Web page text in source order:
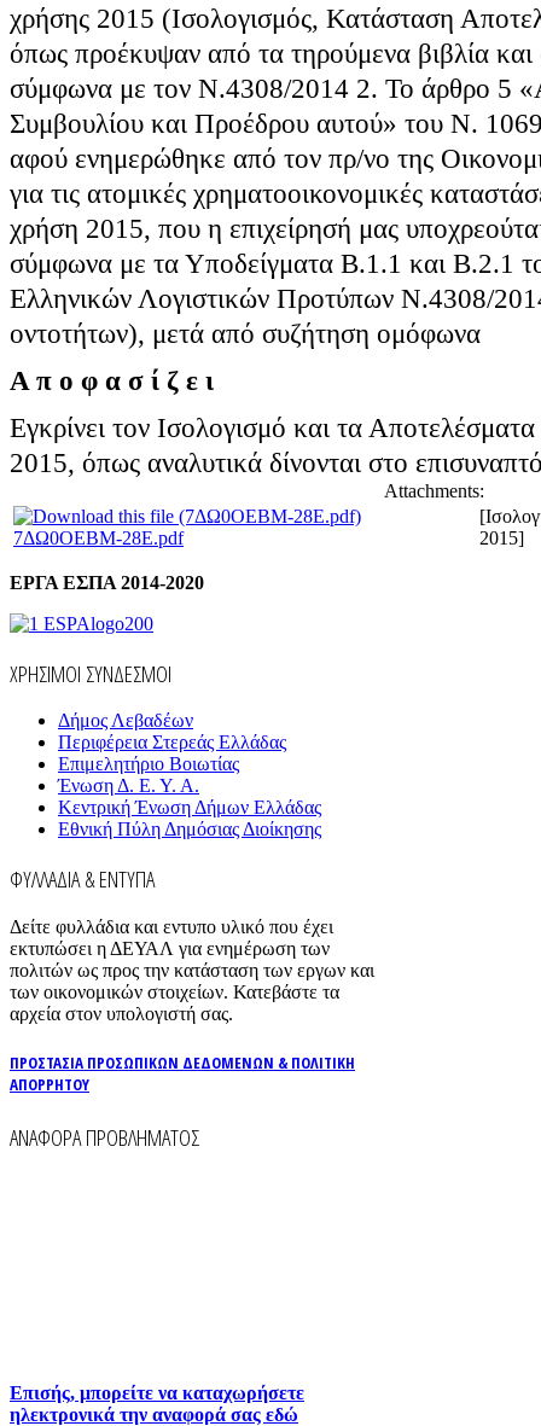
χρήσης 2015 (Ισολογισμός, Κατάσταση
όπως προέκυψαν από τα τηρούμενα βιβλία και
σύμφωνα με τον Ν.4308/2014 2. Το άρθρο 5
Συμβουλίου και Προέδρου αυτού» του Ν.
αφού ενημερώθηκε από τον πρ/νο της
για τις ατομικές χρηματοοικονομικές
χρήση 2015, που η επιχείρησή μας
σύμφωνα με τα Υποδείγματα Β.1.1 και Β.2.1
Ελληνικών Λογιστικών Προτύπων Ν.4308/
οντοτήτων), μετά από συζήτηση ομόφωνα
Α π ο φ α σ ί ζ ε ι
Εγκρίνει τον Ισολογισμό και τα
2015, όπως αναλυτικά δίνονται στο
Attachments:
7ΔΩ0ΟΕΒΜ-28Ε.pdf
2015]
ΕΡΓΑ ΕΣΠΑ 2014-2020
ΧΡΗΣΙΜΟΙ ΣΥΝΔΕΣΜΟΙ
Δήμος Λεβαδέων
Περιφέρεια Στερεάς Ελλάδας
Επιμελητήριο Βοιωτίας
Ένωση Δ. Ε. Υ. Α.
Κεντρική Ένωση Δήμων Ελλάδας
Εθνική Πύλη Δημόσιας Διοίκησης
ΦΥΛΛΑΔΙΑ & ΕΝΤΥΠΑ
Δείτε φυλλάδια και εντυπο υλικό που έχει
εκτυπώσει η ΔΕΥΑΛ για ενημέρωση των
πολιτών ως προς την κατάσταση των εργων και
των οικονομικών στοιχείων. Κατεβάστε τα
αρχεία στον υπολογιστή σας.
ΠΡΟΣΤΑΣΙΑ ΠΡΟΣΩΠΙΚΩΝ ΔΕΔΟΜΕΝΩΝ & ΠΟΛΙΤΙΚΗ
ΑΠΟΡΡΗΤΟΥ
ΑΝΑΦΟΡΑ ΠΡΟΒΛΗΜΑΤΟΣ
Επισής, μπορείτε να καταχωρήσετε
ηλεκτρονικά την αναφορά σας εδώ